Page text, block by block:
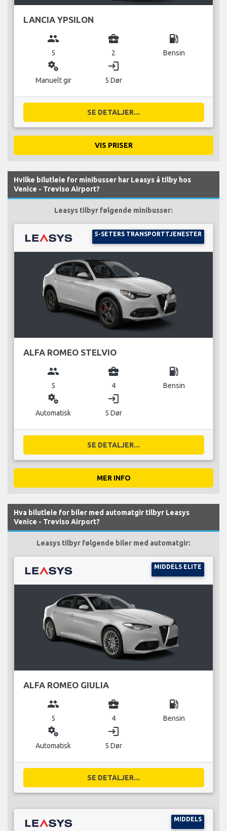
LANCIA YPSILON
group
5
business_center
2
local_gas_station
Bensin
miscellaneous_services
Manuelt gir
login
5 Dør
SE DETALJER...
VIS PRISER
Hvilke bilutleie for minibusser har Leasys å tilby hos
Venice - Treviso Airport?
Leasys tilbyr følgende minibusser:
5-SETERS TRANSPORTTJENESTER
ALFA ROMEO STELVIO
group
5
business_center
4
local_gas_station
Bensin
miscellaneous_services
Automatisk
login
5 Dør
SE DETALJER...
MER INFO
Hva bilutleie for biler med automatgir tilbyr Leasys
Venice - Treviso Airport?
Leasys tilbyr følgende biler med automatgir:
MIDDELS ELITE
ALFA ROMEO GIULIA
group
5
business_center
4
local_gas_station
Bensin
miscellaneous_services
Automatisk
login
5 Dør
SE DETALJER...
MIDDELS